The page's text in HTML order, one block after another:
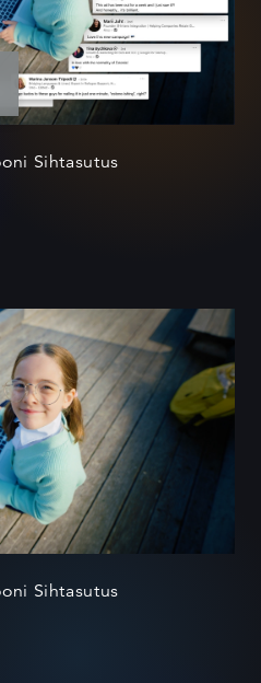
Sihtasutus
Sihtasutus